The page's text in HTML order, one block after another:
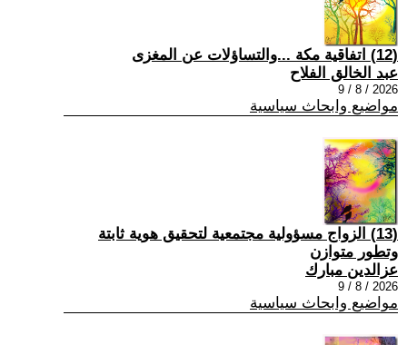
(12) اتفاقية مكة ...والتساؤلات عن المغزى
عبد الخالق الفلاح
2026 / 8 / 9
مواضيع وابحاث سياسية
(13) الزواج مسؤولية مجتمعية لتحقيق هوية ثابتة
وتطور متوازن
عزالدين مبارك
2026 / 8 / 9
مواضيع وابحاث سياسية